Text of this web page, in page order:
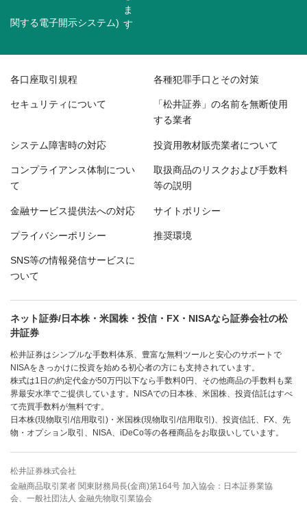
関する電子開示システム)
各口座取引規程 各種犯罪手口とその対策
セキュリティについて 「松井証券」の名前を無断使用
する業者
システム障害時の対応 投資用教材販売業者について
コンプライアンス体制につい
て
取扱商品のリスクおよび手数料
等の説明
金融サービス提供法への対応 サイトポリシー
プライバシーポリシー 推奨環境
SNS等の情報発信サービスに
ついて
ネット証券/日本株・米国株・投信・FX・NISAなら証券会社の松
井証券
松井証券はシンプルな手数料体系、豊富な無料ツールと安心のサポートで
NISAをきっかけに投資を始める初心者の方にも支持されています。
株式は1日の約定代金が50万円以下なら手数料0円、その他商品の手数料も業
界最安水準でご提供しています。NISAでの日本株、米国株、投資信託はすべ
て売買手数料が無料です。
日本株(現物取引/信用取引)・米国株(現物取引/信用取引)、投資信託、FX、先
物・オプション取引、NISA、iDeCo等の各種商品をお取扱いしています。
松井証券株式会社
金融商品取引業者 関東財務局長(金商)第164号 加入協会：日本証券業協
会、一般社団法人 金融先物取引業協会